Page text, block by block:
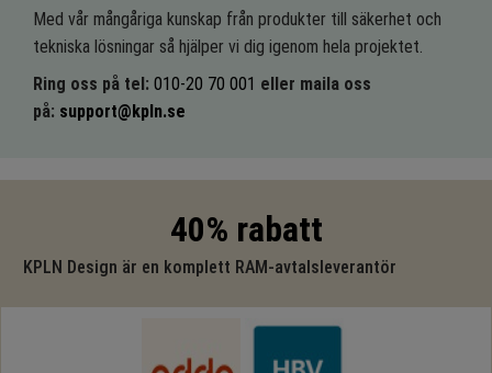
Med vår mångåriga kunskap från produkter till säkerhet och
tekniska lösningar så hjälper vi dig igenom hela projektet.
Ring oss på tel: 010-20 70 001 eller maila oss
på: support@kpln.se
40% rabatt
KPLN Design är en komplett RAM-avtalsleverantör